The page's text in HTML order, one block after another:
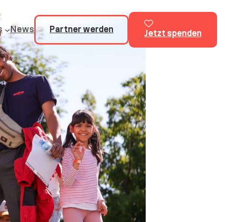
News Partner werden Jetzt spenden